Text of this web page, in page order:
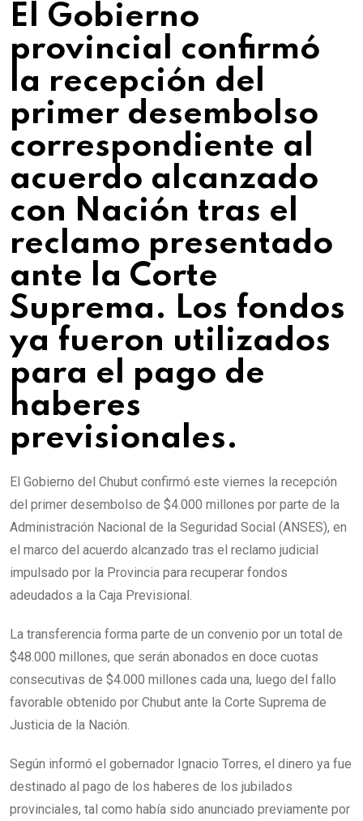
El Gobierno
provincial confirmó
la recepción del
primer desembolso
correspondiente al
acuerdo alcanzado
con Nación tras el
reclamo presentado
ante la Corte
Suprema. Los fondos
ya fueron utilizados
para el pago de
haberes
previsionales.
El Gobierno del Chubut confirmó este viernes la recepción
del primer desembolso de $4.000 millones por parte de la
Administración Nacional de la Seguridad Social (ANSES), en
el marco del acuerdo alcanzado tras el reclamo judicial
impulsado por la Provincia para recuperar fondos
adeudados a la Caja Previsional.
La transferencia forma parte de un convenio por un total de
$48.000 millones, que serán abonados en doce cuotas
consecutivas de $4.000 millones cada una, luego del fallo
favorable obtenido por Chubut ante la Corte Suprema de
Justicia de la Nación.
Según informó el gobernador Ignacio Torres, el dinero ya fue
destinado al pago de los haberes de los jubilados
provinciales, tal como había sido anunciado previamente por